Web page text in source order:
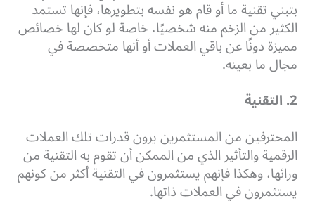
بتبني تقنية ما أو قام هو نفسه بتطويرها، فإنها تستمد
الكثير من الزخم منه شخصيًا، خاصة لو كان لها خصائص
مميزة دونًا عن باقي العملات أو أنها متخصصة في
مجال ما بعينه.
2. التقنية
المحترفين من المستثمرين يرون قدرات تلك العملات
الرقمية والتأثير الذي من الممكن أن تقوم به التقنية من
ورائها، وهكذا فإنهم يستثمرون في التقنية أكثر من كونهم
يستثمرون في العملات ذاتها.